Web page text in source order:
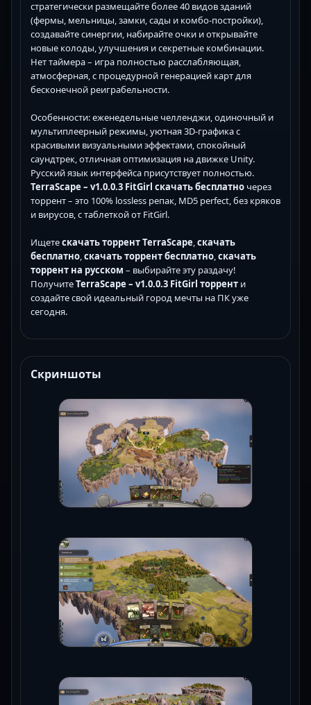
стратегически размещайте более 40 видов зданий
(фермы, мельницы, замки, сады и комбо-постройки),
создавайте синергии, набирайте очки и открывайте
новые колоды, улучшения и секретные комбинации.
Нет таймера – игра полностью расслабляющая,
атмосферная, с процедурной генерацией карт для
бесконечной реиграбельности.
Особенности: еженедельные челленджи, одиночный и
мультиплеерный режимы, уютная 3D-графика с
красивыми визуальными эффектами, спокойный
саундтрек, отличная оптимизация на движке Unity.
Русский язык интерфейса присутствует полностью.
TerraScape – v1.0.0.3 FitGirl скачать бесплатно через
торрент – это 100% lossless репак, MD5 perfect, без кряков
и вирусов, с таблеткой от FitGirl.
Ищетескачать торрент TerraScape,скачать
бесплатно,скачать торрент бесплатно,скачать
торрент на русском – выбирайте эту раздачу!
ПолучитеTerraScape – v1.0.0.3 FitGirl торрент и
создайте свой идеальный город мечты на ПК уже
сегодня.
Скриншоты